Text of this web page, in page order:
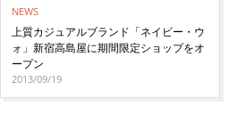
NEWS
上質カジュアルブランド「ネイビー・ウ
ォ」新宿高島屋に期間限定ショップをオ
ープン
2013/09/19